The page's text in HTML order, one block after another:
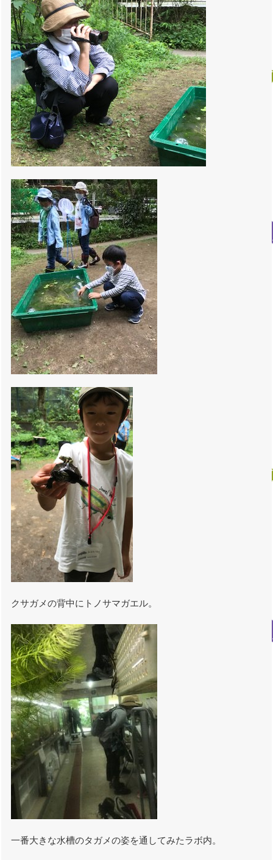
クサガメの背中にトノサマガエル。
一番大きな水槽のタガメの姿を通してみたラボ内。